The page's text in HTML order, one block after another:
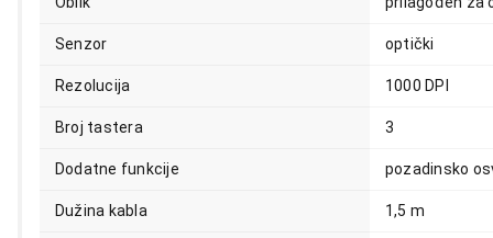
Senzor optički
Rezolucija 1000 DPI
Broj tastera 3
Dodatne funkcije pozadinsko
Dužina kabla 1,5 m